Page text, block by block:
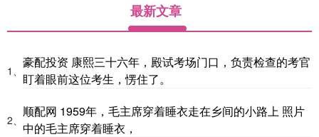
最新文章
1、
豪配投资 康熙三十六年，殿试考场门口，负责检查的考官
盯着眼前这位考生，愣住了。
2、
顺配网 1959年，毛主席穿着睡衣走在乡间的小路上 照片
中的毛主席穿着睡衣，